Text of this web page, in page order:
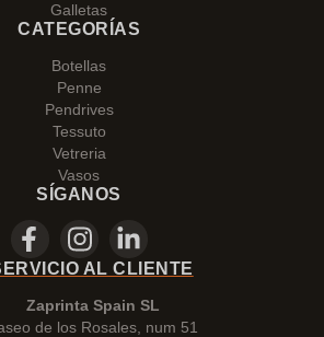
Galletas
CATEGORÍAS
Botellas
Penne
Pendrives
Tessuto
Vetreria
Vasos
SÍGANOS
AL CLIENTE
Zaprinta Spain SL
de los Rosales, num 51